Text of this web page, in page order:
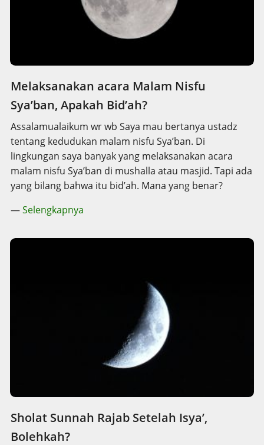
Melaksanakan acara Malam Nisfu
Sya’ban, Apakah Bid’ah?
Assalamualaikum wr wb Saya mau bertanya ustadz
tentang kedudukan malam nisfu Sya’ban. Di
lingkungan saya banyak yang melaksanakan acara
malam nisfu Sya’ban di mushalla atau masjid. Tapi ada
yang bilang bahwa itu bid’ah. Mana yang benar?
—Selengkapnya
Sholat Sunnah Rajab Setelah Isya’,
Bolehkah?